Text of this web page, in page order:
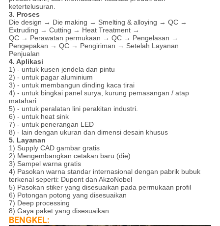
ketertelusuran.
3. Proses
Die design → Die making → Smelting & alloying → QC →
Extruding → Cutting → Heat Treatment →
QC → Perawatan permukaan → QC → Pengelasan →
Pengepakan → QC → Pengiriman → Setelah Layanan
Penjualan
4. Aplikasi
1) - untuk kusen jendela dan pintu
2) - untuk pagar aluminium
3) - untuk membangun dinding kaca tirai
4) - untuk bingkai panel surya, kurung pemasangan / atap
matahari
5) - untuk peralatan lini perakitan industri.
6) - untuk heat sink
7) - untuk penerangan LED
8) - lain dengan ukuran dan dimensi desain khusus
5. Layanan
1) Supply CAD gambar gratis
2) Mengembangkan cetakan baru (die)
3) Sampel warna gratis
4) Pasokan warna standar internasional dengan pabrik bubuk
terkenal seperti: Dupont dan AkzoNobel
5) Pasokan stiker yang disesuaikan pada permukaan profil
6) Potongan potong yang disesuaikan
7) Deep processing
8) Gaya paket yang disesuaikan
BENGKEL: